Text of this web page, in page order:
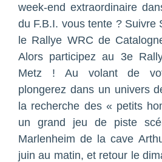
week-end extraordinaire
du F.B.I. vous tente ? Suivre
le Rallye WRC de
Alors participez au 3e
Metz ! Au volant de
plongerez dans un univers
la recherche des « petits
un grand jeu de piste
Marlenheim de la cave
juin au matin, et retour le